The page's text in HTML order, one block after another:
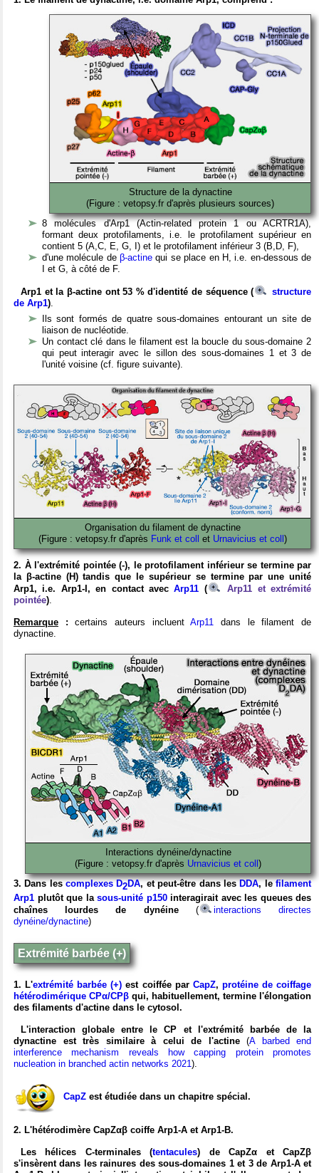
Structure de la dynactine
(Figure : vetopsy.fr d'après plusieurs sources)
8 molécules d'Arp1 (Actin-related protein 1 ou ACRTR1A),
formant deux protofilaments, i.e. le protofilament supérieur en
contient 5 (A,C, E, G, I) et le protofilament inférieur 3 (B,D, F),
d'une molécule deβ-actine qui se place en H, i.e. en-dessous de
I et G, à côté de F.
Arp1 et la β-actine ont 53 % d'identité de séquence (
structure
de Arp1)
Ils sont formés de quatre sous-domaines entourant un site de
liaison de nucléotide.
Un contact clé dans le filament est la boucle du sous-domaine 2
qui peut interagir avec le sillon des sous-domaines 1 et 3 de
l'unité voisine (cf. figure suivante).
Organisation du filament de dynactine
(Figure : vetopsy.fr d'après Funk et coll et Urnavicius et coll )
2. À l'extrémité pointée (-), le protofilament inférieur se termine par
la β-actine (H) tandis que le supérieur se termine par une unité
Arp1, i.e. Arp1-I, en contact avecArp11 (
Arp11 et extrémité
pointée).
Remarque :certains auteurs incluentArp11 dans le filament de
dynactine.
Interactions dynéine/dynactine
(Figure : vetopsy.fr d'après Urnavicius et coll )
3. Dans lescomplexes D2DA, et peut-être dans lesDDA, lefilament
Arp1 plutôt que la sous-unité p150interagirait avec les queues des
chaînes lourdes de dynéine(
interactions directes
dynéine/dynactine)
Extrémité barbée (+)
1. L'extrémité barbée (+) est coiffée par CapZ, protéine de coiffage
hétérodimérique CPα/CPβ qui, habituellement, termine l'élongation
des filaments d'actine dans le cytosol.
L'interaction globale entre le CP et l'extrémité barbée de la
dynactine est très similaire à celui de l'actine(A barbed end
interference mechanism reveals how capping protein promotes
nucleation in branched actin networks 2021 ).
CapZ est étudiée dans un chapitre spécial.
2. L'hétérodimère CapZαβ coiffe Arp1-A et Arp1-B.
Les hélices C-terminales (tentacules) de CapZα et CapZβ
s'insèrent dans les rainures des sous-domaines 1 et 3 de Arp1-A et